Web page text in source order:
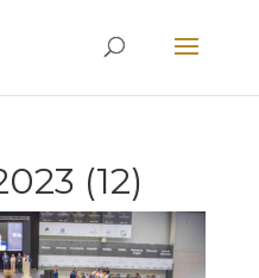
(12)